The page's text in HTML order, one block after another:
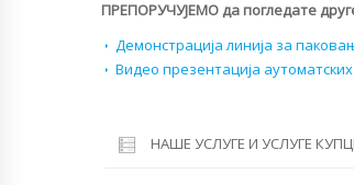
ПРЕПОРУЧУЈЕМО да погледате
Демонстрација линија за
Видео презентација
НАШЕ УСЛУГЕ И УСЛУГЕ